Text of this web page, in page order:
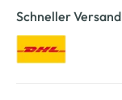
Schneller Versand